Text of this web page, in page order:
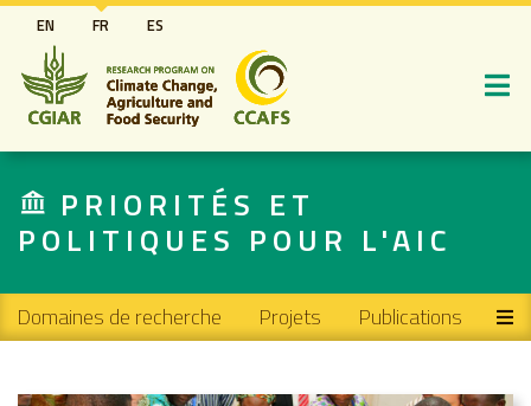
Aller
au
contenu
principal
EN FR ES
PRIORITÉS ET
POLITIQUES POUR L'AIC
Main navigation
Domaines de recherche Projets Publications